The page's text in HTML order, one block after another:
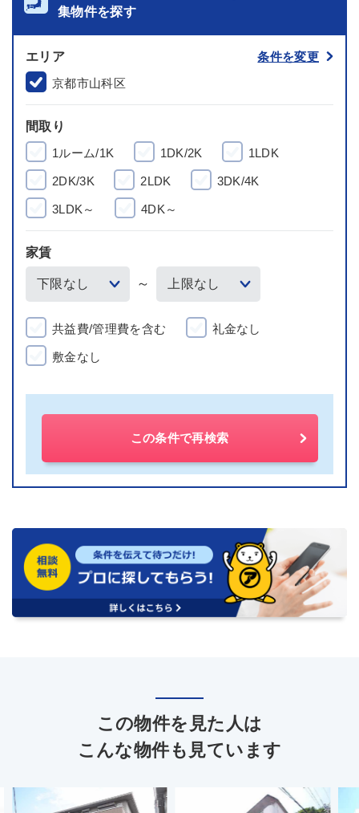
集物件を探す
エリア
条件を変更
京都市山科区
間取り
1ルーム/1K
1DK/2K 1LDK
2DK/3K 2LDK 3DK/4K
3LDK～ 4DK～
家賃
～
共益費/管理費を含む 礼金なし
敷金なし
この条件で再検索
この物件を見た人は
こんな物件も見ています